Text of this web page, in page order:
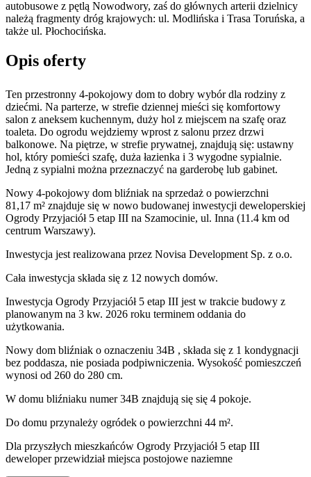
autobusowe z pętlą Nowodwory, zaś do głównych arterii dzielnicy
należą fragmenty dróg krajowych: ul. Modlińska i Trasa Toruńska, a
także ul. Płochocińska.
Opis oferty
Ten przestronny 4-pokojowy dom to dobry wybór dla rodziny z
dziećmi. Na parterze, w strefie dziennej mieści się komfortowy
salon z aneksem kuchennym, duży hol z miejscem na szafę oraz
toaleta. Do ogrodu wejdziemy wprost z salonu przez drzwi
balkonowe. Na piętrze, w strefie prywatnej, znajdują się: ustawny
hol, który pomieści szafę, duża łazienka i 3 wygodne sypialnie.
Jedną z sypialni można przeznaczyć na garderobę lub gabinet.
Nowy 4-pokojowy dom bliźniak na sprzedaż o powierzchni
81,17 m² znajduje się w nowo budowanej inwestycji deweloperskiej
Ogrody Przyjaciół 5 etap III na Szamocinie, ul. Inna (11.4 km od
centrum Warszawy).
Inwestycja jest realizowana przez Novisa Development Sp. z o.o.
Cała inwestycja składa się z 12 nowych domów.
Inwestycja Ogrody Przyjaciół 5 etap III jest w trakcie budowy z
planowanym na 3 kw. 2026 roku terminem oddania do
użytkowania.
Nowy dom bliźniak o oznaczeniu 34B , składa się z 1 kondygnacji
bez poddasza, nie posiada podpiwniczenia. Wysokość pomieszczeń
wynosi od 260 do 280 cm.
W domu bliźniaku numer34B znajdują się się 4 pokoje.
Do domu przynależy ogródek o powierzchni 44 m².
Dla przyszłych mieszkańców Ogrody Przyjaciół 5 etap III
deweloper przewidziałmiejsca postojowe naziemne